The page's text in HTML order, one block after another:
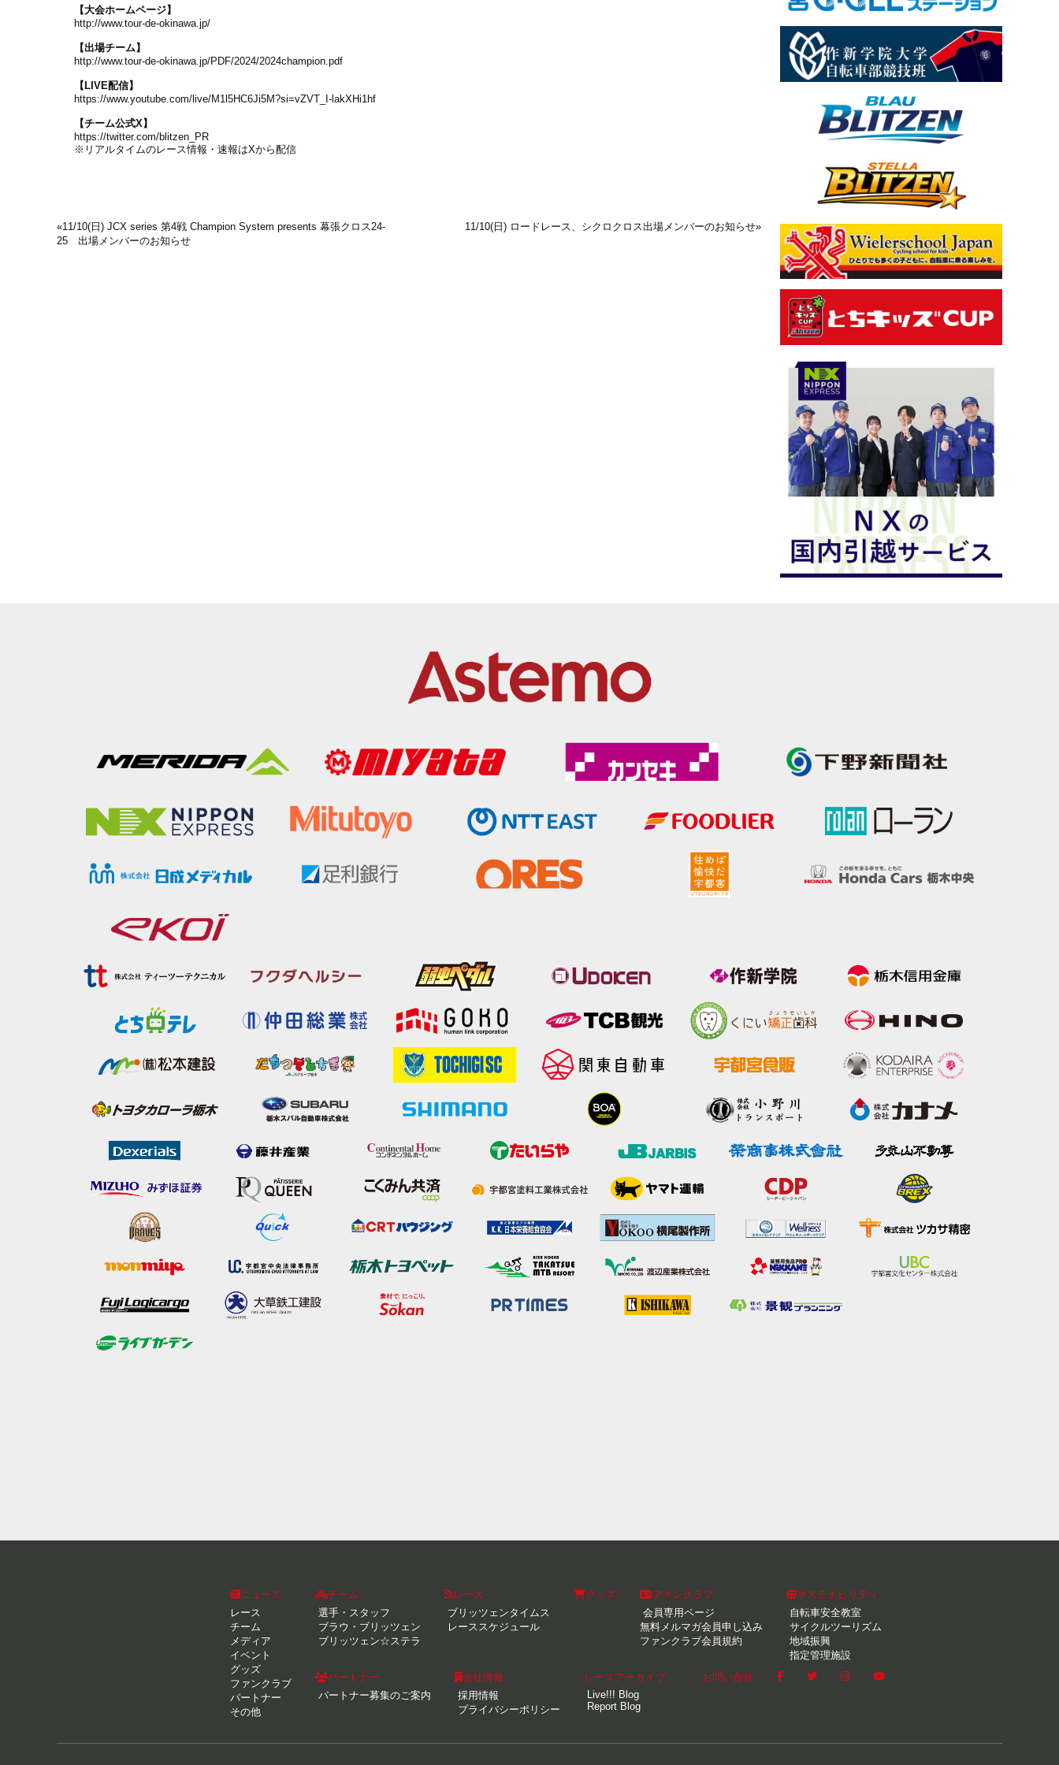
【大会ホームページ】
http://www.tour-de-okinawa.jp/
【出場チーム】
http://www.tour-de-okinawa.jp/PDF/2024/2024champion.pdf
【LIVE配信】
https://www.youtube.com/live/M1l5HC6Ji5M?si=vZVT_I-lakXHi1hf
【チーム公式X】
https://twitter.com/blitzen_PR
※リアルタイムのレース情報・速報はXから配信
«11/10(日) JCX series 第4戦 Champion System presents 幕張クロス24-
25 出場メンバーのお知らせ
11/10(日) ロードレース、シクロクロス出場メンバーのお知らせ»
ニュース
レース
チーム
メディア
イベント
グッズ
ファンクラブ
パートナー
その他
チーム
選手・スタッフ
ブラウ・ブリッツェン
ブリッツェン☆ステラ
レース
ブリッツェンタイムス
レーススケジュール
グッズ
ファンクラブ
会員専用ページ
無料メルマガ会員申し込み
ファンクラブ会員規約
サステナビリティ
自転車安全教室
サイクルツーリズム
地域振興
指定管理施設
パートナー
パートナー募集のご案内
会社情報
採用情報
プライバシーポリシー
レースアーカイブ
Live!!! Blog
Report Blog
お問い合せ